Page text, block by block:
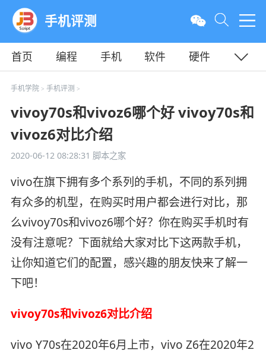
手机评测
首页 编程 手机 软件
硬件
教程
平面
手机学院> 手机评测 >
vivoy70s和vivoz6哪个好 vivoy70s和
vivoz6对比介绍
2020-06-12 08:28:31 脚本之家
vivo在旗下拥有多个系列的手机，不同的系列拥
有众多的机型，在购买时用户都会进行对比，那
么vivoy70s和vivoz6哪个好？你在购买手机时有
没有注意呢？下面就给大家对比下这两款手机，
让你知道它们的配置，感兴趣的朋友快来了解一
下吧！
vivoy70s和vivoz6对比介绍
vivo Y70s在2020年6月上市，vivo Z6在2020年2